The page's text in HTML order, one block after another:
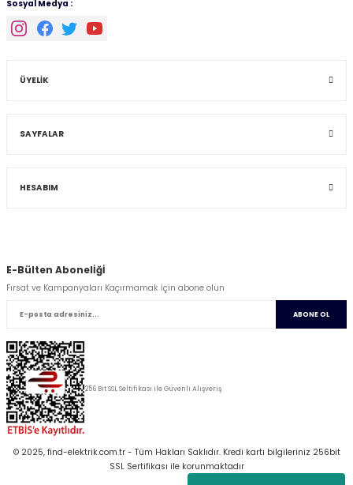
Sosyal Medya :
ÜYELİK
SAYFALAR
HESABIM
E-Bülten Abonelİğİ
Fırsat ve Kampanyaları Kaçırmamak İçin abone olun
ABONE OL
256 Bit SSL Seltifikası ile Güvenli Alışveriş
© 2025, find-elektrik.com.tr - Tüm Hakları Saklıdır. Kredi kartı bilgileriniz 256bit
SSL Sertifikası ile korunmaktadır